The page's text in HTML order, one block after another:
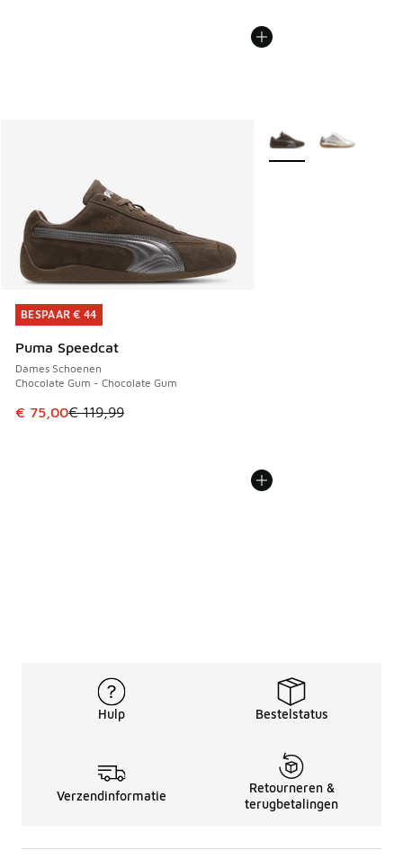
BESPAAR € 44
Puma Speedcat
Dames Schoenen
Chocolate Gum - Chocolate Gum
Dit artikel is in de uitverkoop. Dit artikel is in de
€ 75,00€ 119,99
BESPAAR € 44
Meer kleuren
Hulp Bestelstatus
Verzendinformatie
Retourneren &
terugbetalingen